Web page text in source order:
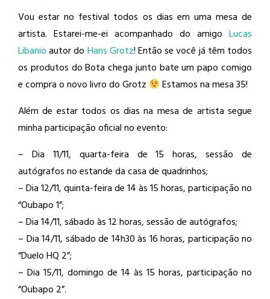
Vou estar no festival todos os dias em uma mesa de
artista. Estarei-me-ei acompanhado do amigo Lucas
Libanio​ autor do Hans Grotz​! Então se você já têm todos
os produtos do Bota chega junto bate um papo comigo
e compra o novo livro do Grotz
Estamos na mesa 35!
Além de estar todos os dias na mesa de artista segue
minha participação oficial no evento:
– Dia 11/11, quarta-feira de 15 horas, sessão de
autógrafos no estande da casa de quadrinhos;
– Dia 12/11, quinta-feira de 14 às 15 horas, participação no
“Oubapo 1”;
– Dia 14/11, sábado às 12 horas, sessão de autógrafos;
– Dia 14/11, sábado de 14h30 às 16 horas, participação no
“Duelo HQ 2”;
– Dia 15/11, domingo de 14 às 15 horas, participação no
“Oubapo 2”.